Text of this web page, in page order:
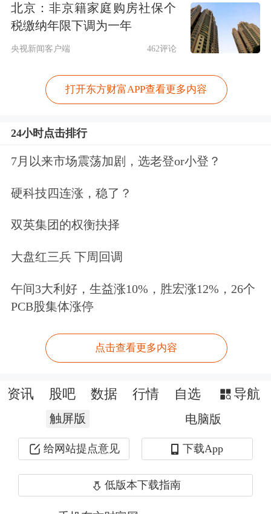
北京：非京籍家庭购房社保个
税缴纳年限下调为一年
央视新闻客户端 462评论
打开东方财富APP查看更多内容
24小时点击排行
7月以来市场震荡加剧，选老登or小登？
硬科技四连涨，稳了？
双英集团的权衡抉择
大盘红三兵 下周回调
午间3大利好，生益涨10%，胜宏涨12%，26个
PCB股集体涨停
点击查看更多内容
资讯 股吧 数据 行情 自选 导航
触屏版 电脑版
给网站提点意见 下载App
低版本下载指南